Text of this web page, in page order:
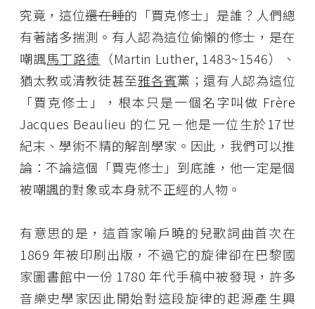
究竟，這位還在睡的「賈克修士」是誰？人們總
有著諸多揣測。有人認為這位偷懶的修士，是在
嘲諷馬丁路德 （Martin Luther, 1483~1546）、
猶太教或清教徒甚至雅各賓黨；還有人認為這位
「賈克修士」，根本只是一個名字叫做 Frère
Jacques Beaulieu 的仁兄－他是一位生於17世
紀末、學術不精的解剖學家。因此，我們可以推
論：不論這個「賈克修士」到底誰，他一定是個
被嘲諷的對象或本身就不正經的人物。
有意思的是，這首家喻戶曉的兒歌詞曲首次在
1869 年被印刷出版，不過它的旋律卻在巴黎國
家圖書館中一份 1780 年代手稿中被發現，許多
音樂史學家因此開始對這段旋律的起源產生興